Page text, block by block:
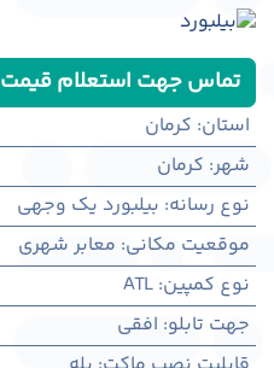
تماس جهت استعلام قیمت
استان: کرمان
شهر: كرمان
نوع رسانه: بیلبورد یک وجهی
موقعیت مکانی: معابر شهری
نوع کمپین:
ATL
جهت تابلو: افقی